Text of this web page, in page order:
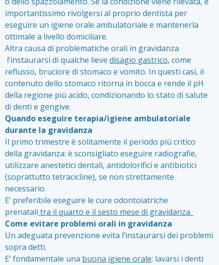
importantissimo rivolgersi al proprio dentista per
eseguire un igiene orale ambulatoriale e mantenerla
ottimale a livello domiciliare.
Altra causa di problematiche orali in gravidanza
l’instaurarsi di qualche lieve disagio gastrico, come
reflusso, bruciore di stomaco e vomito. In questi casi, il
contenuto dello stomaco ritorna in bocca e rende il pH
della regione più acido, condizionando lo stato di salute
di denti e gengive.
Quando eseguire terapia/igiene ambulatoriale
durante la gravidanza
Il primo trimestre è solitamente il periodo più critico
della gravidanza: è sconsigliato eseguire radiografie,
utilizzare anestetici dentali, antidolorifici e antibiotici
(soprattutto tetracicline), se non strettamente
necessario.
E’ preferibile eseguire le cure odontoiatriche
prenatali tra il quarto e il sesto mese di gravidanza.
Come evitare problemi orali in gravidanza
Un adeguata prevenzione evita l’instaurarsi dei problemi
sopra detti.
E’ fondamentale una buona igiene orale: lavarsi i denti